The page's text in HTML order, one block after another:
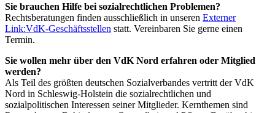
Sie brauchen Hilfe bei sozialrechtlichen Problemen?
Rechtsberatungen finden ausschließlich in unseren Externer
Link:VdK-Geschäftsstellen statt. Vereinbaren Sie gerne einen
Termin.
Sie wollen mehr über den VdK Nord erfahren oder Mitglied
werden?
Als Teil des größten deutschen Sozialverbandes vertritt der VdK
Nord in Schleswig-Holstein die sozialrechtlichen und
sozialpolitischen Interessen seiner Mitglieder. Kernthemen sind